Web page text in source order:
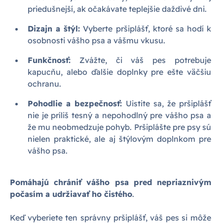
priedušnejší, ak očakávate teplejšie daždivé dni.
Dizajn a štýl: Vyberte pršiplášť, ktoré sa hodí k
osobnosti vášho psa a vášmu vkusu.
Funkčnosť: Zvážte, či váš pes potrebuje
kapucňu, alebo ďalšie doplnky pre ešte väčšiu
ochranu.
Pohodlie a bezpečnosť: Uistite sa, že pršiplášť
nie je príliš tesný a nepohodlný pre vášho psa a
že mu neobmedzuje pohyb. Pršiplášte pre psy sú
nielen praktické, ale aj štýlovým doplnkom pre
vášho psa.
Pomáhajú chrániť vášho psa pred nepriaznivým
počasím a udržiavať ho čistého.
Keď vyberiete ten správny pršiplášť, váš pes si môže